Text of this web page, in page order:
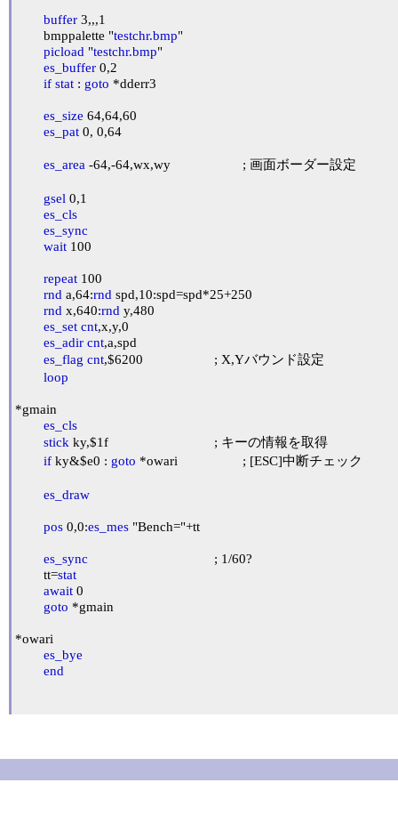
buffer 3,,,1
	bmppalette "
testchr.bmp"
picload "testchr.bmp"
es_buffer 0,2
if stat : goto *dderr3
es_size 64,64,60
es_pat 0, 0,64
es_area -64,-64,wx,wy			; 画面ボーダー設定
gsel 0,1
es_cls
es_sync
wait 100
repeat 100
rnd a,64:rnd spd,10:spd=spd*25+250
rnd x,640:rnd y,480
es_set cnt,x,y,0
es_adir cnt,a,spd
es_flag cnt,$6200			; X,Yバウンド設定
loop
*gmain
es_cls
stick ky,$1f				; キーの情報を取得
if ky&$e0 : goto *owari			; [ESC]中断チェック
es_draw
pos 0,0:es_mes "Bench="+tt
es_sync
	tt=
stat
await 0
goto *gmain
*owari
es_bye
end